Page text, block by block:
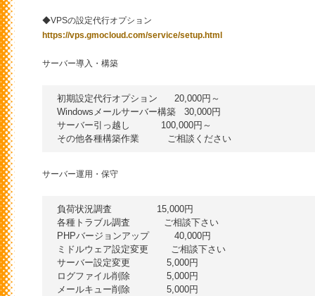
◆VPSの設定代行オプション
https://vps.gmocloud.com/service/setup.html
サーバー導入・構築
初期設定代行オプション      20,000円～
Windowsメールサーバー構築   30,000円
サーバー引っ越し           100,000円～
サーバー運用・保守
負荷状況調査                15,000円
各種トラブル調査            ご相談下さい
PHPバージョンアップ         40,000円
ミドルウェア設定変更        ご相談下さい
サーバー設定変更             5,000円
ログファイル削除             5,000円